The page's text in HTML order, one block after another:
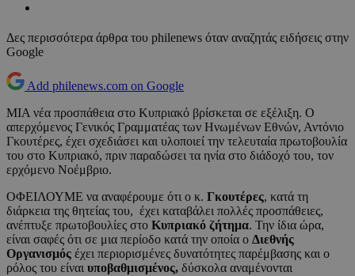
Δες περισσότερα άρθρα του philenews όταν αναζητάς ειδήσεις στην
Google
Add philenews.com on Google
ΜΙΑ νέα προσπάθεια στο Κυπριακό βρίσκεται σε εξέλιξη. Ο
απερχόμενος Γενικός Γραμματέας των Ηνωμένων Εθνών, Αντόνιο
Γκουτέρες, έχει σχεδιάσει και υλοποιεί την τελευταία πρωτοβουλία
του στο Κυπριακό, πριν παραδώσει τα ηνία στο διάδοχό του, τον
ερχόμενο Νοέμβριο.
ΟΦΕΙΛΟΥΜΕ να αναφέρουμε ότι ο κ. Γκουτέρες, κατά τη
διάρκεια της θητείας του, έχει καταβάλει πολλές προσπάθειες,
ανέπτυξε πρωτοβουλίες στο Κυπριακό ζήτημα. Την ίδια ώρα,
είναι σαφές ότι σε μια περίοδο κατά την οποία ο Διεθνής
Οργανισμός έχει περιορισμένες δυνατότητες παρέμβασης και ο
ρόλος του είναι υποβαθμισμένος, δύσκολα αναμένονται